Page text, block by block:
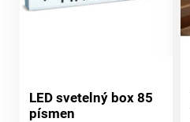
LED svetelný box 85
písmen